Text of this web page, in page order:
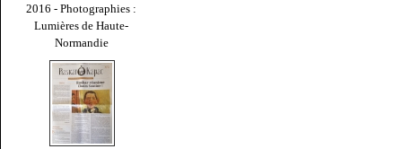
2016 - Photographies :
Lumières de Haute-
Normandie